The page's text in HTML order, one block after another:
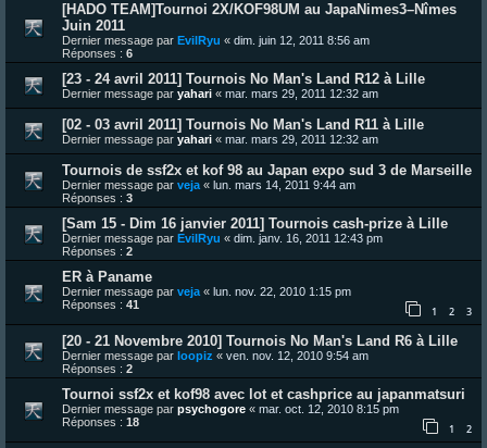
[HADO TEAM]Tournoi 2X/KOF98UM au JapaNimes3–Nîmes
Juin 2011
Dernier message par EvilRyu « dim. juin 12, 2011 8:56 am
Réponses : 6
[23 - 24 avril 2011] Tournois No Man's Land R12 à Lille
Dernier message par yahari « mar. mars 29, 2011 12:32 am
[02 - 03 avril 2011] Tournois No Man's Land R11 à Lille
Dernier message par yahari « mar. mars 29, 2011 12:32 am
Tournois de ssf2x et kof 98 au Japan expo sud 3 de Marseille
Dernier message par veja« lun. mars 14, 2011 9:44 am
Réponses : 3
[Sam 15 - Dim 16 janvier 2011] Tournois cash-prize à Lille
Dernier message par EvilRyu « dim. janv. 16, 2011 12:43 pm
Réponses : 2
ER à Paname
Dernier message par veja« lun. nov. 22, 2010 1:15 pm
Réponses : 41 1 2 3
[20 - 21 Novembre 2010] Tournois No Man's Land R6 à Lille
Dernier message par loopiz « ven. nov. 12, 2010 9:54 am
Réponses : 2
Tournoi ssf2x et kof98 avec lot et cashprice au japanmatsuri
Dernier message par psychogore « mar. oct. 12, 2010 8:15 pm
Réponses : 18 1 2